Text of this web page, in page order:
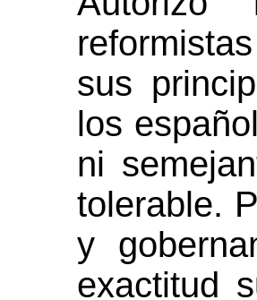
sus
los
ni
tolerable.
y
exactitud